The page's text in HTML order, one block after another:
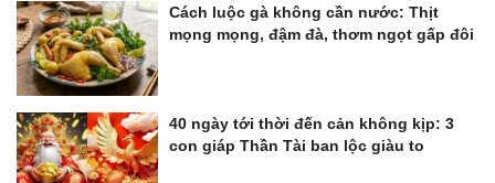
Cách luộc gà không cần nước: Thịt
mọng mọng, đậm đà, thơm ngọt gấp đôi
40 ngày tới thời đến cản không kịp: 3
con giáp Thần Tài ban lộc giàu to